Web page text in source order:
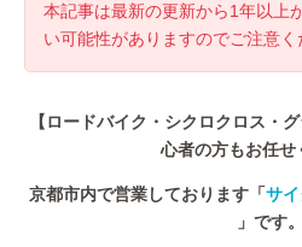
本記事は最新の更新から1年以上
い可能性がありますのでご注意く
【ロードバイク・シクロクロス・
心者の方もお任せ
京都市内で営業しております「サ
」です。